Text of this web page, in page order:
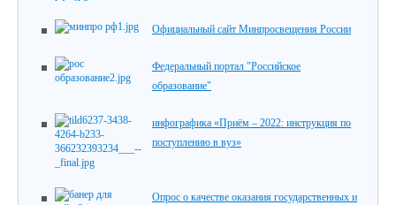
Официальный сайт Минпросвещения России
Федеральный портал "Российское
образование"
инфографика «Приём – 2022: инструкция по
поступлению в вуз»
Опрос о качестве оказания государственных и